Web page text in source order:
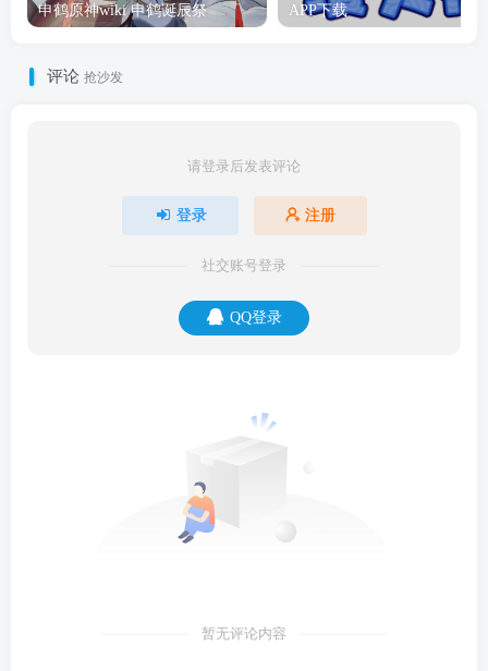
申鹤原神wiki 申鹤诞辰祭 APP下载
评论 抢沙发
请登录后发表评论
登录 注册
社交账号登录
QQ登录
暂无评论内容